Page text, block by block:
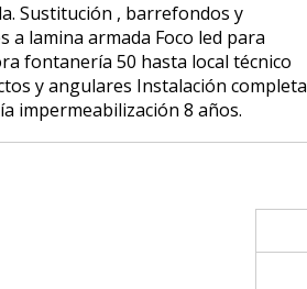
Sustitución , barrefondos y
a lamina armada Foco led para
fontanería 50 hasta local técnico
y angulares Instalación completa
impermeabilización 8 años.